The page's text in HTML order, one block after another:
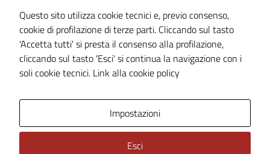
Cookie Policy
Note legali
Dichiarazione di accessibilità
Piano di miglioramento del sito
Questo sito utilizza cookie tecnici e, previo consenso,
cookie di profilazione di terze parti. Cliccando sul tasto
'Accetta tutti' si presta il consenso alla profilazione,
cliccando sul tasto 'Esci' si continua la navigazione con i
soli cookie tecnici. Link alla cookie policy
Impostazioni
Esci
Questi cookie
sono
impostati da
una serie di
servizi esterni
Cookie policy
dettagli) e